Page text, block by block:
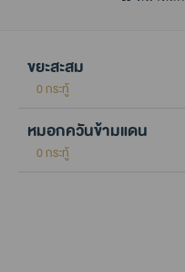
ขยะสะสม
0 กระทู้
หมอกควันข้ามแดน
0 กระทู้